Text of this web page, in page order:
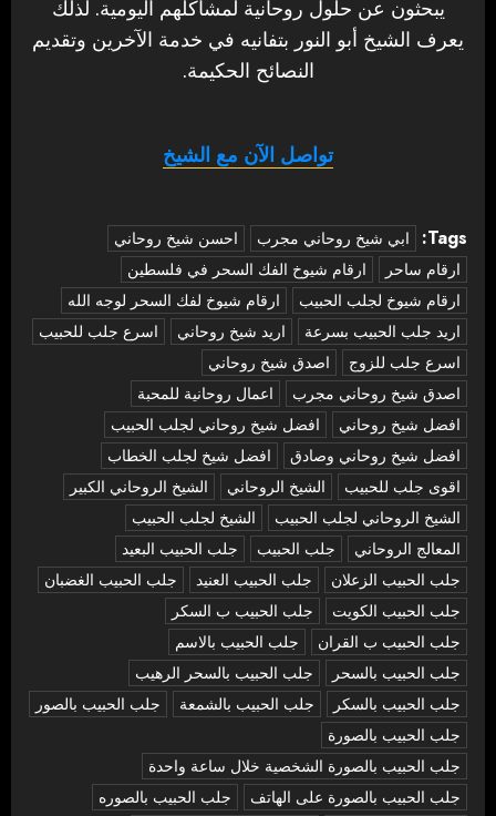
يبحثون عن حلول روحانية لمشاكلهم اليومية. لذلك
يعرف الشيخ أبو النور بتفانيه في خدمة الآخرين وتقديم
النصائح الحكيمة.
تواصل الآن مع الشيخ
Tags: ‏ابي شيخ روحاني مجرب
احسن شيخ روحاني
ارقام ساحر
ارقام شيوخ الفك السحر في فلسطين
ارقام شيوخ لجلب الحبيب
ارقام شيوخ لفك السحر لوجه الله
اريد جلب الحبيب بسرعة
اريد شيخ روحاني
اسرع جلب للحبيب
اسرع جلب للزوج
اصدق شيخ روحاني
اصدق شيخ روحاني مجرب
اعمال روحانية للمحبة
افضل شيخ روحاني
افضل شيخ روحاني لجلب الحبيب
افضل شيخ روحاني وصادق
افضل شيخ لجلب الخطاب
اقوى جلب للحبيب
الشيخ الروحاني
الشيخ الروحاني الكبير
الشيخ الروحاني لجلب الحبيب
الشيخ لجلب الحبيب
المعالج الروحاني
جلب الحبيب
جلب الحبيب البعيد
جلب الحبيب الزعلان
جلب الحبيب العنيد
جلب الحبيب الغضبان
جلب الحبيب الكويت
جلب الحبيب ب السكر
جلب الحبيب ب القران
جلب الحبيب بالاسم
جلب الحبيب بالسحر
جلب الحبيب بالسحر الرهيب
جلب الحبيب بالسكر
جلب الحبيب بالشمعة
جلب الحبيب بالصور
جلب الحبيب بالصورة
جلب الحبيب بالصورة الشخصية خلال ساعة واحدة
جلب الحبيب بالصورة على الهاتف
جلب الحبيب بالصوره